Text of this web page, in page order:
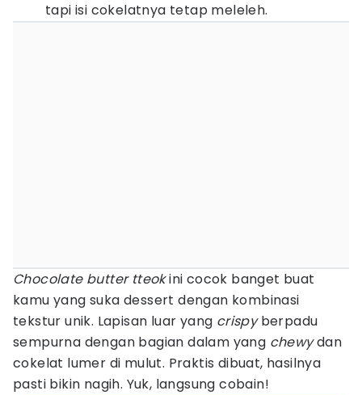
tapi isi cokelatnya tetap meleleh.
Chocolate butter tteokini cocok banget buat
kamu yang suka dessert dengan kombinasi
tekstur unik. Lapisan luar yang crispyberpadu
sempurna dengan bagian dalam yang chewydan
cokelat lumer di mulut. Praktis dibuat, hasilnya
pasti bikin nagih. Yuk, langsung cobain!